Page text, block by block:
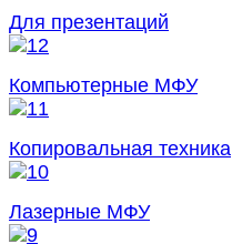
Для презентаций
Компьютерные МФУ
Копировальная техника
Лазерные МФУ